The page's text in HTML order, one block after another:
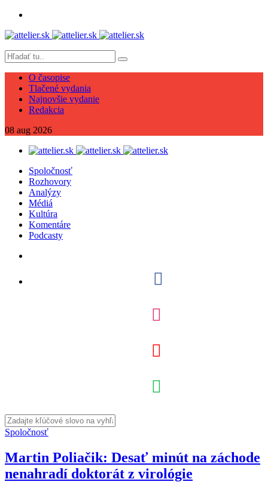
O časopise
Tlačené vydania
Najnovšie vydanie
Redakcia
08 aug 2026
Spoločnosť
Rozhovory
Analýzy
Médiá
Kultúra
Komentáre
Podcasty
Spoločnosť
Martin Poliačik: Desať minút na záchode
nenahradí doktorát z virológie